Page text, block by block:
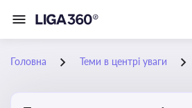
Головна Теми в центрі уваги